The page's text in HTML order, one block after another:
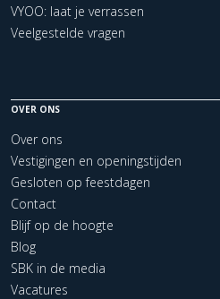
VYOO: laat je verrassen
Veelgestelde vragen
OVER ONS
Over ons
Vestigingen en openingstijden
Gesloten op feestdagen
Contact
Blijf op de hoogte
Blog
SBK in de media
Vacatures